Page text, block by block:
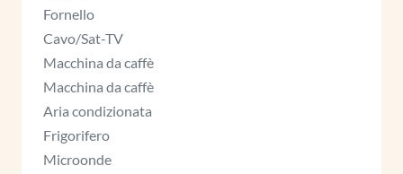
Fornello
Cavo/Sat-TV
Macchina da caffè
Macchina da caffè
Aria condizionata
Frigorifero
Microonde